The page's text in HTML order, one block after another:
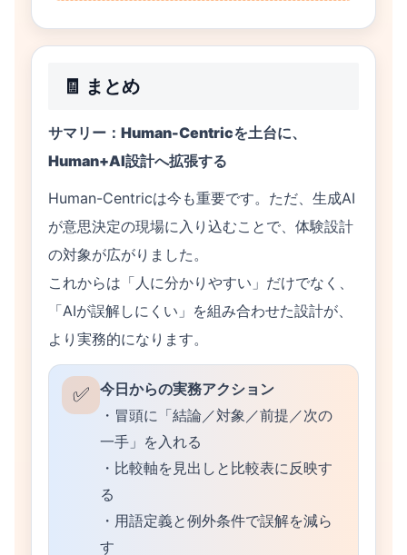
🧾 まとめ
サマリー：Human-Centricを土台に、
Human+AI設計へ拡張する
Human-Centricは今も重要です。ただ、生成AI
が意思決定の現場に入り込むことで、体験設計
の対象が広がりました。
これからは「人に分かりやすい」だけでなく、
「AIが誤解しにくい」を組み合わせた設計が、
より実務的になります。
✅ 今日からの実務アクション
・冒頭に「結論／対象／前提／次の
一手」を入れる
・比較軸を見出しと比較表に反映す
る
・用語定義と例外条件で誤解を減ら
す